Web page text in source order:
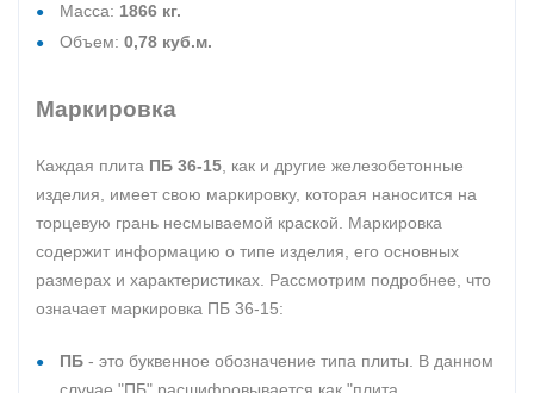
Масса: 1866 кг.
Объем: 0,78 куб.м.
Маркировка
Каждая плита ПБ 36-15 , как и другие железобетонные
изделия, имеет свою маркировку, которая наносится на
торцевую грань несмываемой краской. Маркировка
содержит информацию о типе изделия, его основных
размерах и характеристиках. Рассмотрим подробнее, что
означает маркировка ПБ 36-15:
ПБ - это буквенное обозначение типа плиты. В данном